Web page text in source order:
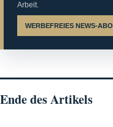
Arbeit.
WERBEFREIES NEWS-
Ende des Artikels